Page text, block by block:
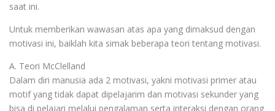
saat ini.
Untuk memberikan wawasan atas apa yang dimaksud dengan
motivasi ini, baiklah kita simak beberapa teori tentang motivasi.
A. Teori McClelland
Dalam diri manusia ada 2 motivasi, yakni motivasi primer atau
motif yang tidak dapat dipelajarim dan motivasi sekunder yang
bisa di pelajari melalui pengalaman serta interaksi dengan orang